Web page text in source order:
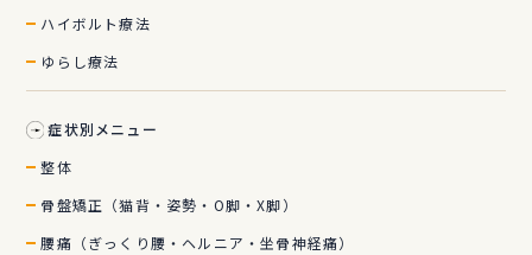
ハイボルト療法
ゆらし療法
症状別メニュー
整体
骨盤矯正（猫背・姿勢・O脚・X脚）
腰痛（ぎっくり腰・ヘルニア・坐骨神経痛）